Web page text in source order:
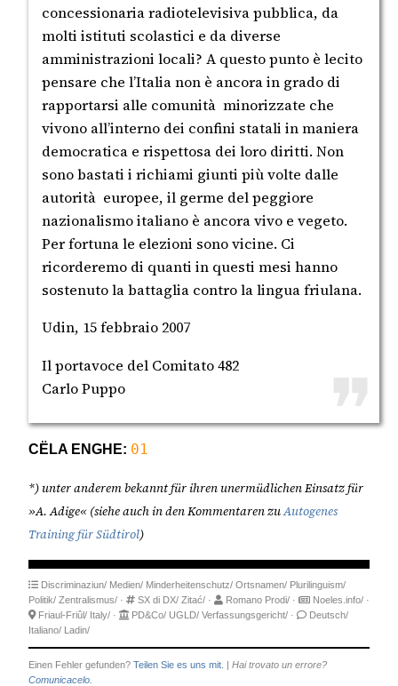
concessionaria radiotelevisiva pubblica, da
molti istituti scolastici e da diverse
amministrazioni locali? A questo punto è lecito
pensare che l’Italia non è ancora in grado di
rapportarsi alle comunità minorizzate che
vivono all’interno dei confini statali in maniera
democratica e rispettosa dei loro diritti. Non
sono bastati i richiami giunti più volte dalle
autorità europee, il germe del peggiore
nazionalismo italiano è ancora vivo e vegeto.
Per fortuna le elezioni sono vicine. Ci
ricorderemo di quanti in questi mesi hanno
sostenuto la battaglia contro la lingua friulana.
Udin, 15 febbraio 2007
Il portavoce del Comitato 482
Carlo Puppo
CËLA ENGHE: 01
*) unter anderem bekannt für ihren unermüdlichen Einsatz für
»A. Adige« (siehe auch in den Kommentaren zuAutogenes
Training für Südtirol)
Discriminaziun/ Medien/ Minderheitenschutz/ Ortsnamen/ Plurilinguism/
Politik/ Zentralismus/ · SX di DX/ Zitać/ · Romano Prodi/ · Noeles.info/ ·
Friaul-Friûl/ Italy/ · PD&Co/ UGLD/ Verfassungsgericht/ ·
Deutsch/
Italiano/ Ladin/
Einen Fehler gefunden? Teilen Sie es uns mit. | Hai trovato un errore?
Comunicacelo.